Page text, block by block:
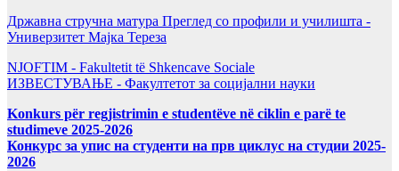
Државна стручна матура Преглед со профили и училишта -
Универзитет Мајка Тереза
NJOFTIM - Fakultetit të Shkencave Sociale
ИЗВЕСТУВАЊЕ - Факултетот за социјални науки
Konkurs për regjistrimin e studentëve në ciklin e parë te
studimeve 2025-2026
Конкурс за упис на студенти на прв циклус на студии 2025-
2026